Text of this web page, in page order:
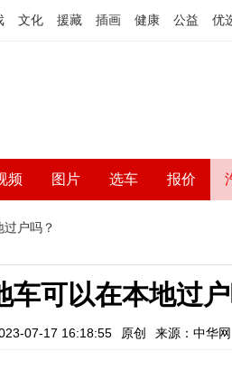
文化 援藏 插画 健康 公益 优
频 图片 选车 报价
户吗？
车可以在本地过
07-17 16:18:55 原创 来源：中华网